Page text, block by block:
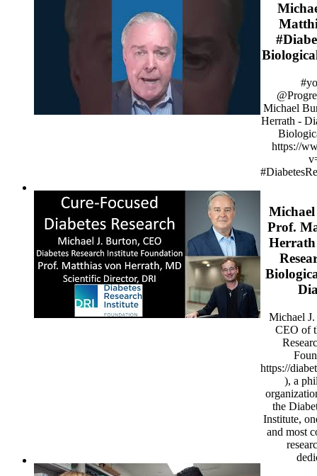
Michael
Herrath -
https://
Prof.
Herrath
Michael
CEO of
https://
), a
the
Institute,
and most